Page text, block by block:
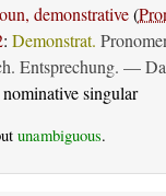
demonstrative(
: Demonstrat.
Entsprechung. —
singular
unambiguous.